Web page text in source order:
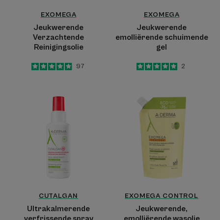
EXOMEGA
Jeukwerende
Verzachtende
Reinigingsolie
4.9
/5
97
EXOMEGA
Jeukwerende
emolliërende schuimende
gel
5
/5
2
Ultrakalmerende
CUTALGAN
Ultrakalmerende
emolliërende
wasolie
EXOMEGA CONTROL
Jeukwerende,